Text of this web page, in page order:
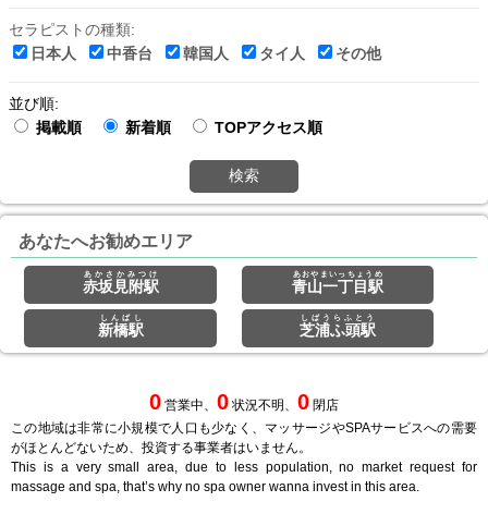
セラピストの種類:
日本人
中香台 韓国人 タイ人 その他
並び順:
掲載順
新着順 TOPアクセス順
検索
あなたへお勧めエリア
赤坂見附駅
あかさかみつけ
青山一丁目駅
あおやまいっちょうめ
新橋駅
しんばし
芝浦ふ頭駅
しばうらふとう
0 営業中、 0 状況不明、 0 閉店
この地域は非常に小規模で人口も少なく、マッサージやSPAサービスへの需要
がほとんどないため、投資する事業者はいません。
This is a very small area, due to less population, no market request for
massage and spa, that’s why no spa owner wanna invest in this area.